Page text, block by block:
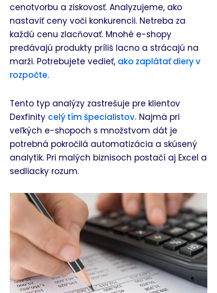
cenotvorbu a ziskovosť. Analyzujeme, ako
nastaviť ceny voči konkurencii. Netreba za
každú cenu zlacňovať. Mnohé e-shopy
predávajú produkty príliš lacno a strácajú na
marži. Potrebujete vedieť, ako zaplátať diery v
rozpočte.
Tento typ analýzy zastrešuje pre klientov
Dexfinity celý tím špecialistov. Najmä pri
veľkých e-shopoch s množstvom dát je
potrebná pokročilá automatizácia a skúsený
analytik. Pri malých biznisoch postačí aj Excel a
sedliacky rozum.